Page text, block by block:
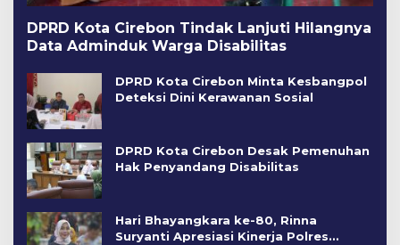
DPRD Kota Cirebon Tindak Lanjuti Hilangnya
Data Adminduk Warga Disabilitas
DPRD Kota Cirebon Minta Kesbangpol
Deteksi Dini Kerawanan Sosial
DPRD Kota Cirebon Desak Pemenuhan
Hak Penyandang Disabilitas
Hari Bhayangkara ke-80, Rinna
Suryanti Apresiasi Kinerja Polres